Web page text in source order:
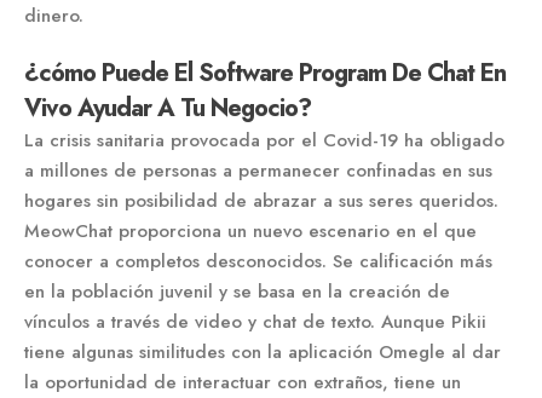
dinero.
¿cómo Puede El Software Program De Chat En
Vivo Ayudar A Tu Negocio?
La crisis sanitaria provocada por el Covid-19 ha obligado
a millones de personas a permanecer confinadas en sus
hogares sin posibilidad de abrazar a sus seres queridos.
MeowChat proporciona un nuevo escenario en el que
conocer a completos desconocidos. Se calificación más
en la población juvenil y se basa en la creación de
vínculos a través de video y chat de texto. Aunque Pikii
tiene algunas similitudes con la aplicación Omegle al dar
la oportunidad de interactuar con extraños, tiene un